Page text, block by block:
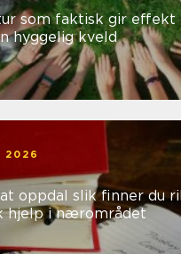
som faktisk gir effekt mer enn
hyggelig kveld
2026
slik finner du riktig
hjelp i nærområdet